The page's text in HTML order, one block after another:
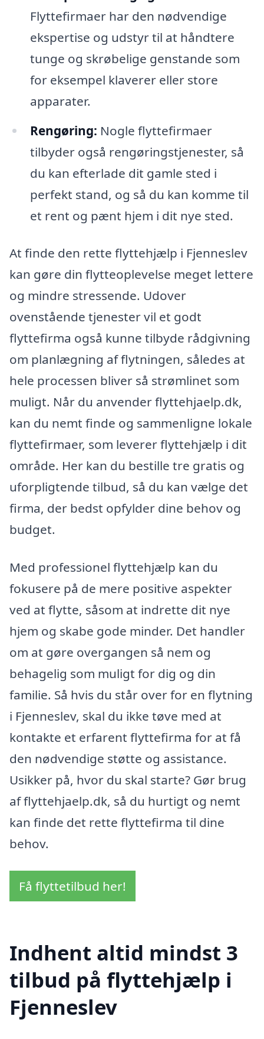
Flyttefirmaer har den nødvendige
ekspertise og udstyr til at håndtere
tunge og skrøbelige genstande som
for eksempel klaverer eller store
apparater.
Rengøring: Nogle flyttefirmaer
tilbyder også rengøringstjenester, så
du kan efterlade dit gamle sted i
perfekt stand, og så du kan komme til
et rent og pænt hjem i dit nye sted.
At finde den rette flyttehjælp i Fjenneslev
kan gøre din flytteoplevelse meget lettere
og mindre stressende. Udover
ovenstående tjenester vil et godt
flyttefirma også kunne tilbyde rådgivning
om planlægning af flytningen, således at
hele processen bliver så strømlinet som
muligt. Når du anvender flyttehjaelp.dk,
kan du nemt finde og sammenligne lokale
flyttefirmaer, som leverer flyttehjælp i dit
område. Her kan du bestille tre gratis og
uforpligtende tilbud, så du kan vælge det
firma, der bedst opfylder dine behov og
budget.
Med professionel flyttehjælp kan du
fokusere på de mere positive aspekter
ved at flytte, såsom at indrette dit nye
hjem og skabe gode minder. Det handler
om at gøre overgangen så nem og
behagelig som muligt for dig og din
familie. Så hvis du står over for en flytning
i Fjenneslev, skal du ikke tøve med at
kontakte et erfarent flyttefirma for at få
den nødvendige støtte og assistance.
Usikker på, hvor du skal starte? Gør brug
af flyttehjaelp.dk, så du hurtigt og nemt
kan finde det rette flyttefirma til dine
behov.
Få flyttetilbud her!
Indhent altid mindst 3
tilbud på flyttehjælp i
Fjenneslev